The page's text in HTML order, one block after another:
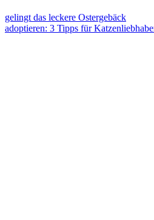
gelingt das leckere Ostergebäck
adoptieren: 3 Tipps für